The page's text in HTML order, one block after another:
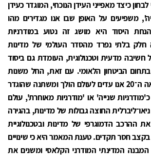
לבחון כיצד מאפייני העידן הנוכחי, המוגדר כעידן
משפיעים על האופן שבו אנו מגדירים מהו
היסוד היא מושג זה נטוע במודרניות
חלק בלתי נפרד מהסדר העולמי של מדינות
חשיבה מדעית וטכנולוגית, העומדת גם ביסוד
הביטחון הלאומי. עם זאת, החל משנות
השמונים של המאה ה־20 אנו עדים לעולם הולך ומשתנה שהוגדר
כ'מודרניות שנייה' או 'מודרניות מאוחרת', עולם
החוצה גבולות של מדינות, בהגירה
ההרכב הדמוגרפי של מדינות ובטכנולוגיית
חסר תקדים. טענת המאמר היא כי שינויים
המדינתי המודרני הקלאסי ומשנים את